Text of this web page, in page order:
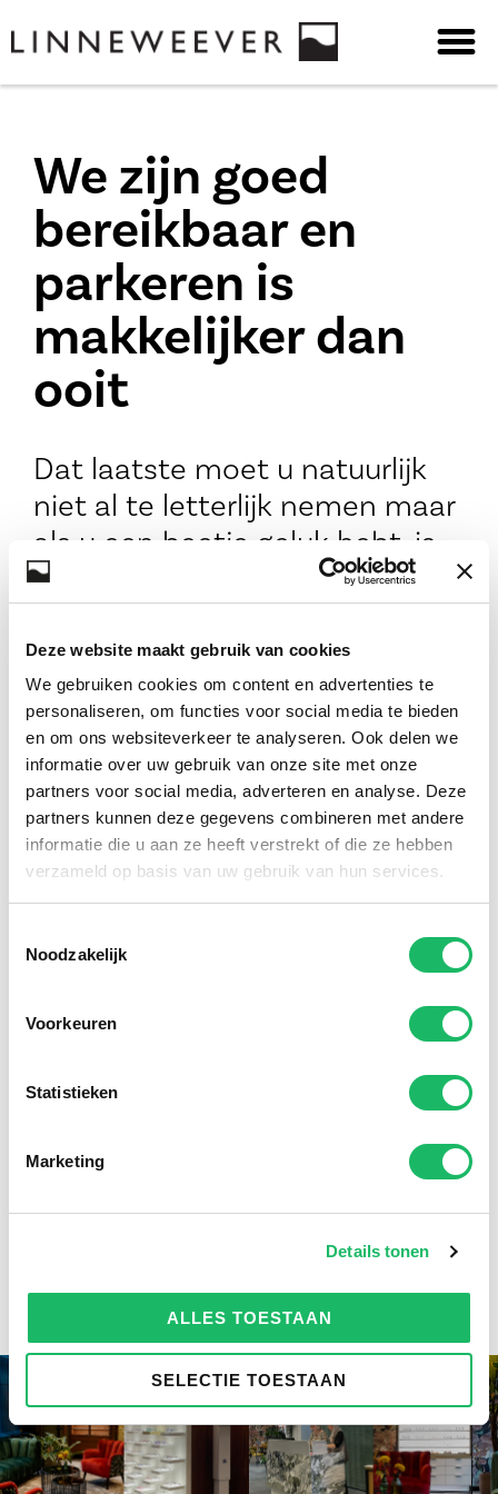
Deze website maakt gebruik van cookies
We gebruiken cookies om content en advertenties te
personaliseren, om functies voor social media te bieden
en om ons websiteverkeer te analyseren. Ook delen we
informatie over uw gebruik van onze site met onze
partners voor social media, adverteren en analyse. Deze
partners kunnen deze gegevens combineren met andere
informatie die u aan ze heeft verstrekt of die ze hebben
verzameld op basis van uw gebruik van hun services.
Noodzakelijk
Voorkeuren
Statistieken
Marketing
Details tonen
ALLES TOESTAAN
SELECTIE TOESTAAN
We zijn goed
bereikbaar en
parkeren is
makkelijker dan
ooit
Dat laatste moet u natuurlijk
niet al te letterlijk nemen maar
als u een beetje geluk hebt, is
het wel waar. We krijgen veel
vragen over onze
bereikbaarheid omdat de
Herenstraat deels afgesloten
is. Onderstaand kaartje laat
zien dat we desondanks prima
bereikbaar zijn. En omdat er
minder verkeer is dan anders,
kunt u soms ook gewoon in de
straat parkeren.